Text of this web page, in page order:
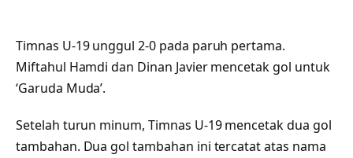
Timnas U-19 unggul 2-0 pada paruh pertama.
Miftahul Hamdi dan Dinan Javier mencetak gol untuk
‘Garuda Muda’.
Setelah turun minum, Timnas U-19 mencetak dua gol
tambahan. Dua gol tambahan ini tercatat atas nama